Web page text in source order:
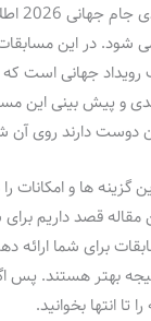
در
شود. در این
جهانی است که
و پیش بینی این
دوست دارند روی آن
ها و امکانات را
مقاله قصد داریم
برای شما ارائه
بهتر هستند. پس
انتها بخوانید.